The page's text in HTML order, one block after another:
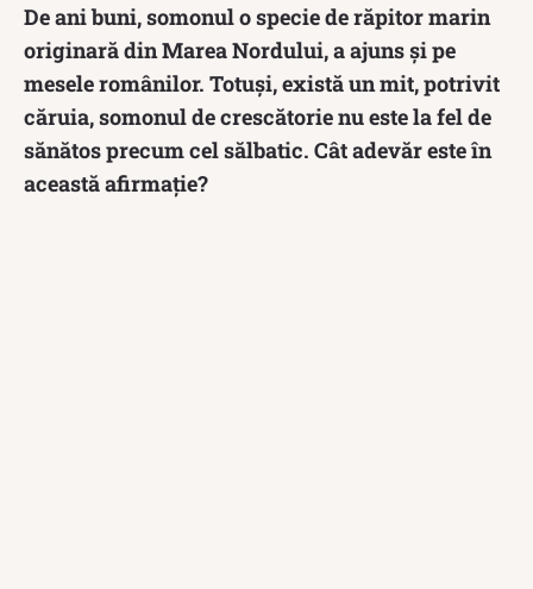
De ani buni, somonul o specie de răpitor marin
originară din Marea Nordului, a ajuns și pe
mesele românilor. Totuși, există un mit, potrivit
căruia, somonul de crescătorie nu este la fel de
sănătos precum cel sălbatic. Cât adevăr este în
această afirmație?